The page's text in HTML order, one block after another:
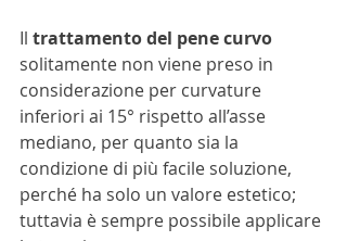
Il trattamento del pene curvo
solitamente non viene preso in
considerazione per curvature
inferiori ai 15° rispetto all’asse
mediano, per quanto sia la
condizione di più facile soluzione,
perché ha solo un valore estetico;
tuttavia è sempre possibile applicare